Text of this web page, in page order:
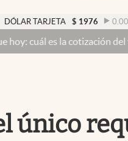
$ 1976 0.00%
cotización del viernes 7 de
único